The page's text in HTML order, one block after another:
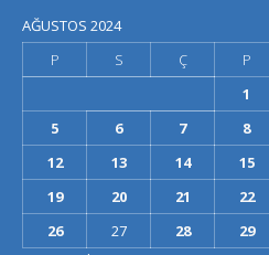
AĞUSTOS 2024
P
S Ç P
1
5
6 7 8
12
13 14 15
19
20 21 22
26
27 28 29